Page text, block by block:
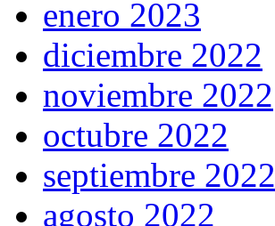
enero 2023
diciembre 2022
noviembre 2022
octubre 2022
septiembre 2022
agosto 2022